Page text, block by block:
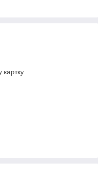
картку